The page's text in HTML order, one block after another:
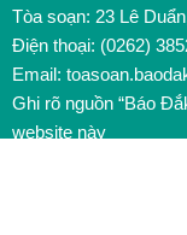
Tòa soạn: 23 Lê
Điện thoại: (0262)
Email:
Ghi rõ nguồn “Báo
website này